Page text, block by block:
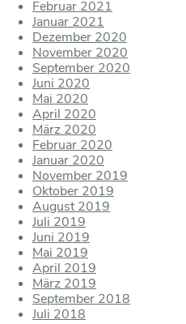
Februar 2021
Januar 2021
Dezember 2020
November 2020
September 2020
Juni 2020
Mai 2020
April 2020
März 2020
Februar 2020
Januar 2020
November 2019
Oktober 2019
August 2019
Juli 2019
Juni 2019
Mai 2019
April 2019
März 2019
September 2018
Juli 2018